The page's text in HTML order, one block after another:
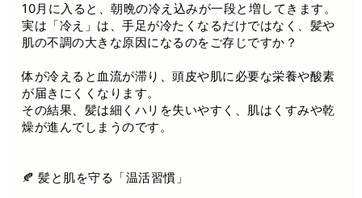
10月に入ると、朝晩の冷え込みが一段と増してきます。
実は「冷え」は、手足が冷たくなるだけではなく、髪や
肌の不調の大きな原因になるのをご存じですか？
体が冷えると血流が滞り、頭皮や肌に必要な栄養や酸素
が届きにくくなります。
その結果、髪は細くハリを失いやすく、肌はくすみや乾
燥が進んでしまうのです。
🍂 髪と肌を守る「温活習慣」